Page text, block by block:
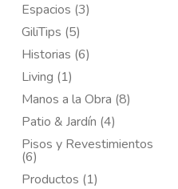
Espacios (3)
GiliTips (5)
Historias (6)
Living (1)
Manos a la Obra (8)
Patio & Jardín (4)
Pisos y Revestimientos
(6)
Productos (1)